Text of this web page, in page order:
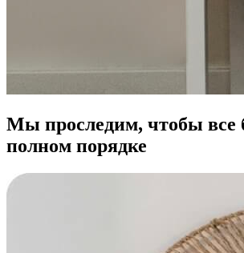
Мы проследим, чтобы все
полном порядке